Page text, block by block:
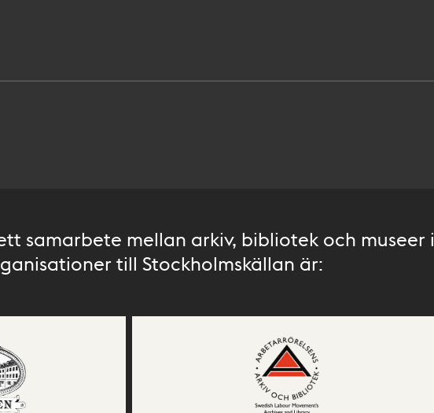
samarbete mellan arkiv, bibliotek och museer i
till Stockholmskällan är: